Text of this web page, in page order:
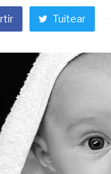
Tuitear